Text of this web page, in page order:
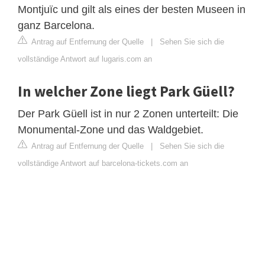
Montjuïc und gilt als eines der besten Museen in
ganz Barcelona.
Antrag auf Entfernung der Quelle | Sehen Sie sich die
vollständige Antwort auf lugaris.com an
In welcher Zone liegt Park Güell?
Der Park Güell ist in nur 2 Zonen unterteilt: Die
Monumental-Zone und das Waldgebiet.
Antrag auf Entfernung der Quelle | Sehen Sie sich die
vollständige Antwort auf barcelona-tickets.com an